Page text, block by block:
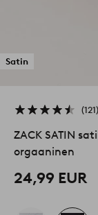
Satin
121
ZACK SATIN
orgaaninen
24,99 EUR